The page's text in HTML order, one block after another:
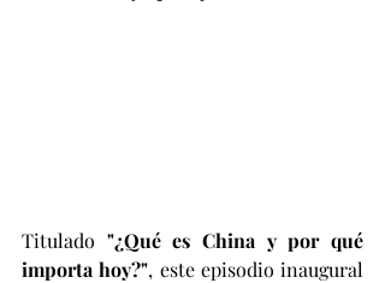
Titulado "¿Qué es China y por qué
importa hoy?", este episodio inaugural